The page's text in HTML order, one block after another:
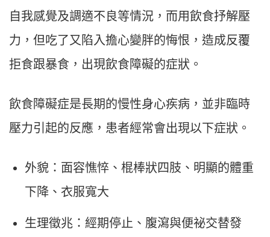
自我感覺及調適不良等情況，而用飲食抒解壓
力，但吃了又陷入擔心變胖的悔恨，造成反覆
拒食跟暴食，出現飲食障礙的症狀。
飲食障礙症是長期的慢性身心疾病，並非臨時
壓力引起的反應，患者經常會出現以下症狀。
外貌：面容憔悴、棍棒狀四肢、明顯的體重
下降、衣服寬大
生理徵兆：經期停止、腹瀉與便祕交替發